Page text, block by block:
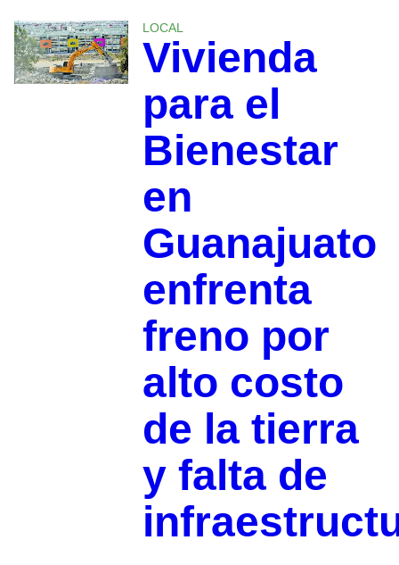
LOCAL
Vivienda
para el
Bienestar
en
Guanajuato
enfrenta
freno por
alto costo
de la tierra
y falta de